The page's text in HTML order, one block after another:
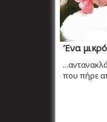
Ένα
που πήρε